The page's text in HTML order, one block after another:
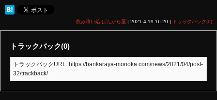
飲み喰い処 ばんから屋 | 2021.4.19 16:20 | トラックバック(0)
トラックバック(0)
トラックバックURL: https://bankaraya-morioka.com/news/2021/04/post-
32/trackback/